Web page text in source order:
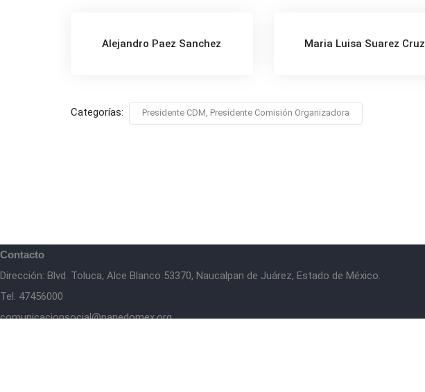
Alejandro Paez Sanchez Maria Luisa Suarez Cruz
Categorías: Presidente CDM, Presidente Comisión Organizadora
Contacto
Dirección: Blvd. Toluca, Alce Blanco 53370, Naucalpan de Juárez, Estado de México.
Tel. 47456000
comunicacionsocial@panedomex.org